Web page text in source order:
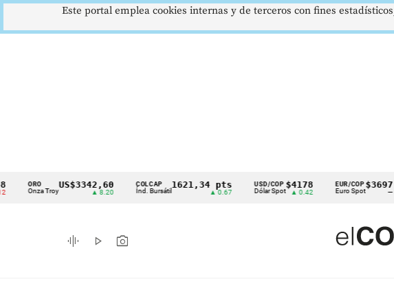
Cintillo
indicadores
económicos
ORO
Onza Troy
US$3342,60 COLCAP
Índ. Bursátil
1621,34 pts USD/COP
Dólar Spot
$4178
▲ 0.42
EUR/COP
Euro Spot
$3697
—
graphic_eq play_arrow photo_camera
Este portal emplea cookies internas y de terceros con fines